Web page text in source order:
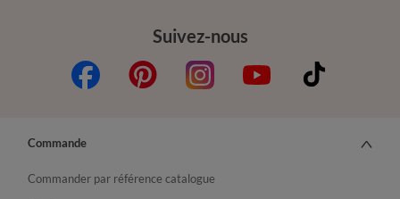
Suivez-nous
Commande
Commander par référence catalogue